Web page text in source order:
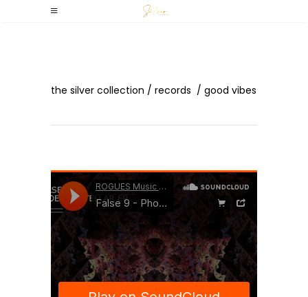
the silver collection / records / good vibes